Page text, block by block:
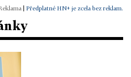
Předplatné HN+ je zcela bez reklam.